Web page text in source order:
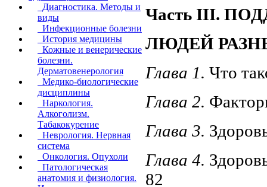
Диагностика. Методы и
виды
Инфекционные болезни
История медицины
Кожные и венерические
болезни.
Дерматовенерология
Медико-биологические
дисциплины
Наркология.
Алкоголизм.
Табакокурение
Неврология. Нервная
система
Онкология. Опухоли
Патологическая
анатомия и физиология.
Часть III.
ЛЮДЕЙ
Глава 1. Что
Глава 2.
Глава 3.
Глава 4.
82